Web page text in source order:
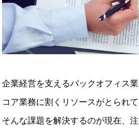
企業経営を支えるバックオフィス
コア業務に割くリソースがとられ
そんな課題を解決するのが現在、